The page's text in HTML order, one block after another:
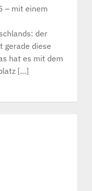
– mit einem
der
gerade diese
hat es mit dem
[…]